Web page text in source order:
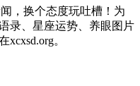
，换个态度玩吐槽！为
录、星座运势、养眼图片
。